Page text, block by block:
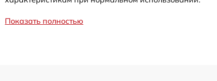
Показать полностью